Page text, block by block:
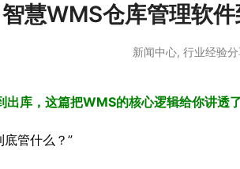
智慧WMS仓库管理软
新闻中心, 行业经验
出库，这篇把WMS的核心逻辑给你讲透
底管什么？”